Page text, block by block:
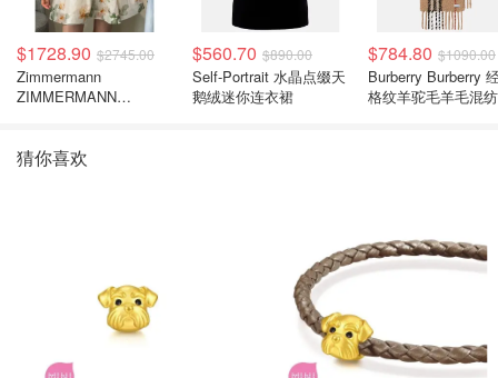
$1728.90 $2745.00
Zimmermann
ZIMMERMANN
$560.70 $890.00
Self-Portrait 水晶点缀天
鹅绒迷你连衣裙
$784.80 $1090.00
Burberry Burberry
格纹羊驼毛羊毛混
猜你喜欢